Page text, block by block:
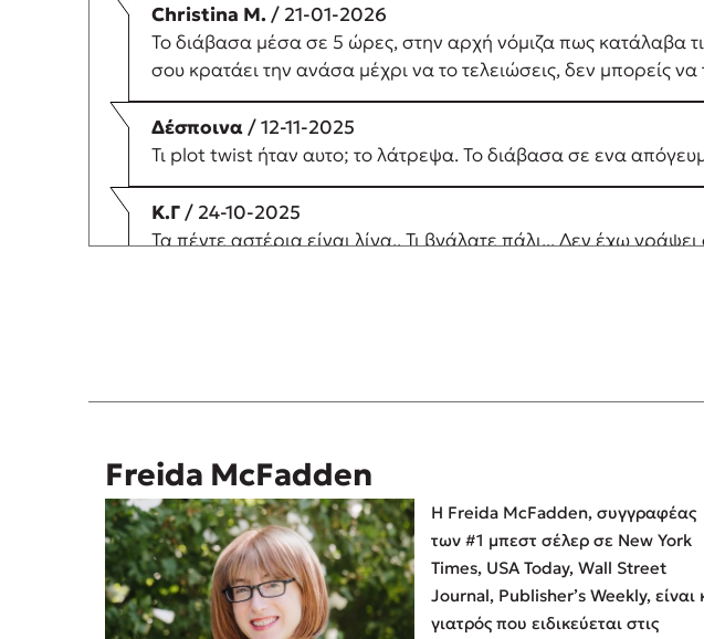
Christina M./ 21-01-2026
Το διάβασα μέσα σε 5 ώρες, στην αρχή νόμιζα πως κατάλαβα
σου κρατάει την ανάσα μέχρι να το τελειώσεις, δεν μπορείς
Δέσποινα/ 12-11-2025
Τι plot twist ήταν αυτο; το λάτρεψα. Το διάβασα σε ενα
K.Γ/ 24-10-2025
Τα πέντε αστέρια είναι λίγα.. Τι βγάλατε πάλι... Δεν έχω
Freida McFadden
Η Freida McFadden, συγγραφέας
των #1 μπεστ σέλερ σε New York
Times, USA Today, Wall Street
Journal, Publisher’s Weekly, είναι
γιατρός που ειδικεύεται στις